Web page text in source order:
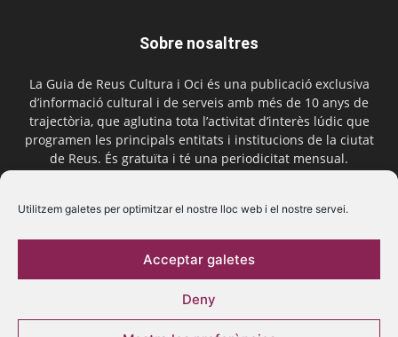
Utilitzem galetes per optimitzar el nostre lloc web i el nostre servei.
Acceptar galetes
Deny
Sobre nosaltres
La Guia de Reus Cultura i Oci és una publicació exclusiva
d’informació cultural i de serveis amb més de 10 anys de
trajectòria, que aglutina tota l’activitat d’interès lúdic que
programen les principals entitats i institucions de la ciutat
de Reus. És gratuïta i té una periodicitat mensual.
Segueix-nos